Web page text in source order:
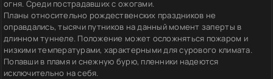
огня. Среди пострадавших с ожогами.
Планы относительно рождественских праздников не
оправдались, тысячи путников на данный момент заперты в
длинном туннеле. Положение может осложняться пожаром и
низкими температурами, характерными для сурового климата.
Попавши в пламя и снежную бурю, пленники надеются
исключительно на себя.